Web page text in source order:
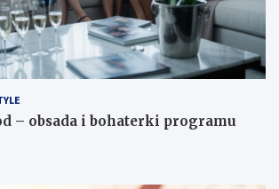
– obsada i bohaterki programu